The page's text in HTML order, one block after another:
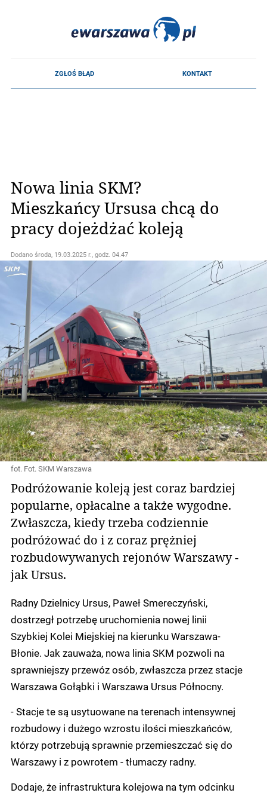
Nowa linia SKM?
Mieszkańcy Ursusa chcą do
pracy dojeżdżać koleją
Dodano środa, 19.03.2025 r., godz. 04.47
fot. Fot. SKM Warszawa
Podróżowanie koleją jest coraz bardziej
popularne, opłacalne a także wygodne.
Zwłaszcza, kiedy trzeba codziennie
podróżować do i z coraz prężniej
rozbudowywanych rejonów Warszawy -
jak Ursus.
Radny Dzielnicy Ursus, Paweł Smereczyński,
dostrzegł potrzebę uruchomienia nowej linii
Szybkiej Kolei Miejskiej na kierunku Warszawa-
Błonie. Jak zauważa, nowa linia SKM pozwoli na
sprawniejszy przewóz osób, zwłaszcza przez stacje
Warszawa Gołąbki i Warszawa Ursus Północny.
- Stacje te są usytuowane na terenach intensywnej
rozbudowy i dużego wzrostu ilości mieszkańców,
którzy potrzebują sprawnie przemieszczać się do
Warszawy i z powrotem - tłumaczy radny.
Dodaje, że infrastruktura kolejowa na tym odcinku